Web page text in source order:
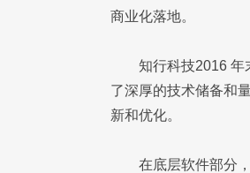
商业化落地。
知行科技2016 年
了深厚的技术储备和
新和优化。
在底层软件部分